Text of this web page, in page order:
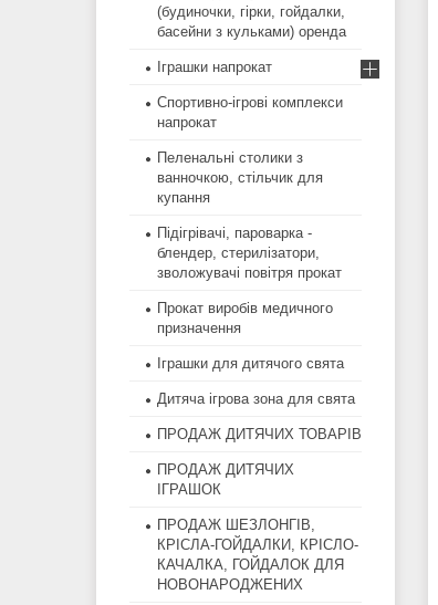
(будиночки, гірки, гойдалки,
басейни з кульками) оренда
Іграшки напрокат
Спортивно-ігрові комплекси
напрокат
Пеленальні столики з
ванночкою, стільчик для
купання
Підігрівачі, пароварка -
блендер, стерилізатори,
зволожувачі повітря прокат
Прокат виробів медичного
призначення
Іграшки для дитячого свята
Дитяча ігрова зона для свята
ПРОДАЖ ДИТЯЧИХ ТОВАРІВ
ПРОДАЖ ДИТЯЧИХ
ІГРАШОК
ПРОДАЖ ШЕЗЛОНГІВ,
КРІСЛА-ГОЙДАЛКИ, КРІСЛО-
КАЧАЛКА, ГОЙДАЛОК ДЛЯ
НОВОНАРОДЖЕНИХ